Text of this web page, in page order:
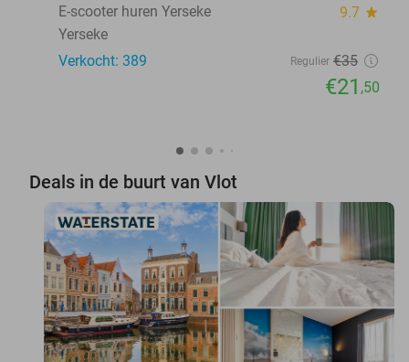
E-scooter huren Yerseke
9.7 star
Yerseke
Verkocht: 389
Regulier €35
€21 ,50
Deals in de buurt van Vlot